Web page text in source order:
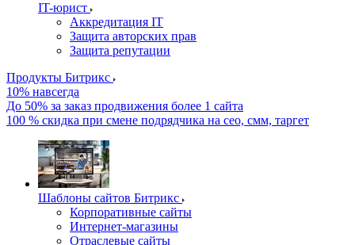
IT-юрист
Аккредитация IT
Защита авторских прав
Защита репутации
Продукты Битрикс
10% навсегда
До 50% за заказ продвижения более 1 сайта
100 % скидка при смене подрядчика на сео, смм, таргет
Шаблоны сайтов Битрикс
Корпоративные сайты
Интернет-магазины
Отраслевые сайты